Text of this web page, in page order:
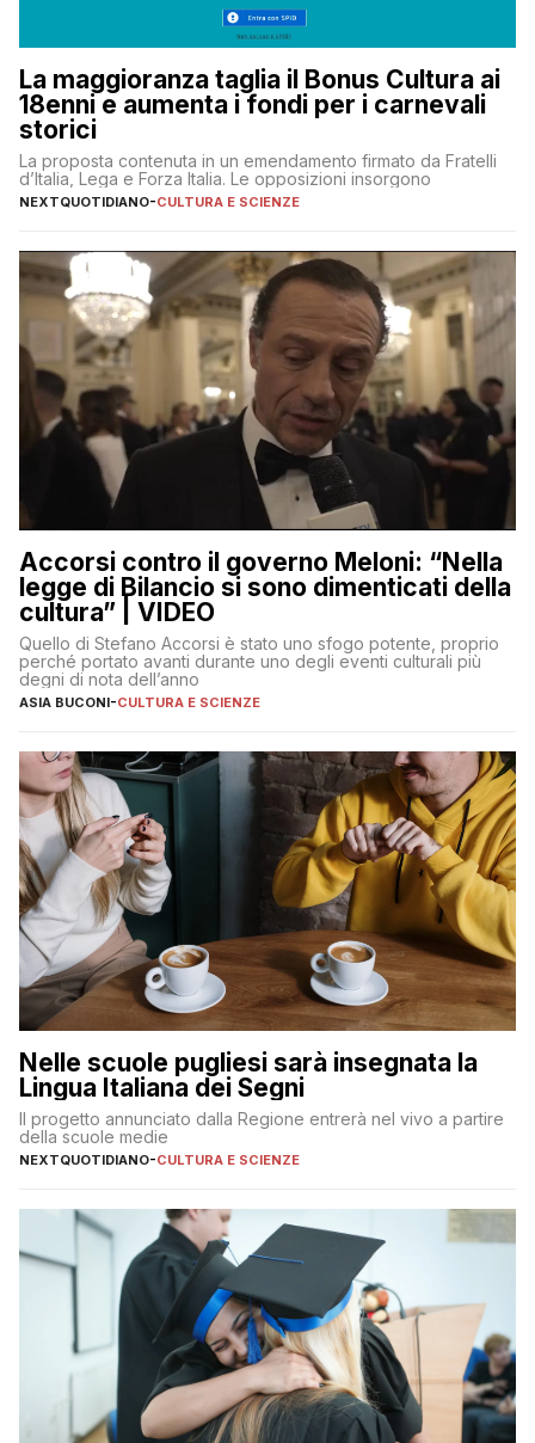
La maggioranza taglia il Bonus Cultura ai
18enni e aumenta i fondi per i carnevali
storici
La proposta contenuta in un emendamento firmato da Fratelli
d’Italia, Lega e Forza Italia. Le opposizioni insorgono
NEXTQUOTIDIANO-CULTURA E SCIENZE
Accorsi contro il governo Meloni: “Nella
legge di Bilancio si sono dimenticati della
cultura” | VIDEO
Quello di Stefano Accorsi è stato uno sfogo potente, proprio
perché portato avanti durante uno degli eventi culturali più
degni di nota dell’anno
ASIA BUCONI-CULTURA E SCIENZE
Nelle scuole pugliesi sarà insegnata la
Lingua Italiana dei Segni
Il progetto annunciato dalla Regione entrerà nel vivo a partire
della scuole medie
NEXTQUOTIDIANO-CULTURA E SCIENZE